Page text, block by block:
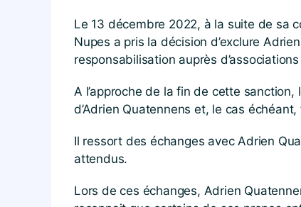
Le 13 décembre 2022, à la suite de sa
Nupes a pris la décision d’exclure
responsabilisation auprès
A l’approche de la fin de cette
d’Adrien Quatennens et, le cas
Il ressort des échanges avec Adrien
attendus.
Lors de ces échanges, Adrien